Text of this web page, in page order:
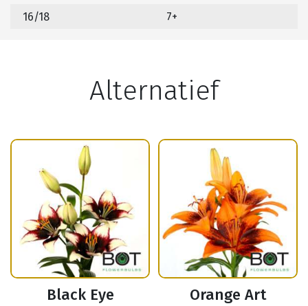
16/18
7+
Alternatief
Black Eye Orange Art